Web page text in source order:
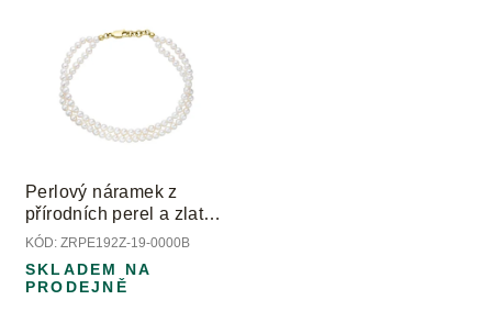
Perlový náramek z
přírodních perel a zlatým
zapínáním
KÓD: ZRPE192Z-19-0000B
SKLADEM NA
PRODEJNĚ